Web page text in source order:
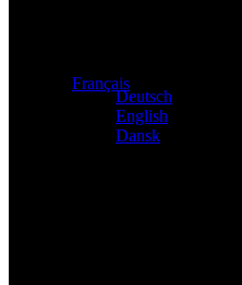
Français
Deutsch
English
Dansk